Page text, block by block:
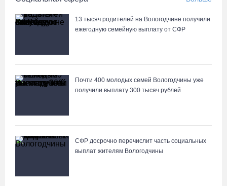
13 тысяч родителей на Вологодчине получили
ежегодную семейную выплату от СФР
Почти 400 молодых семей Вологодчины уже
получили выплату 300 тысяч рублей
СФР досрочно перечислит часть социальных
выплат жителям Вологодчины